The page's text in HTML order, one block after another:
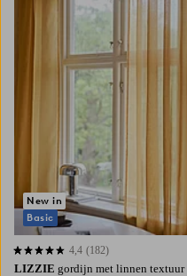
LIZZIE gordijn met linnen textuur
4,4 op basis van 182 beoordelingen
4,4 (182)
New in
Basic